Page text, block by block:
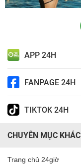
APP 24H
FANPAGE 24H
TIKTOK 24H
CHUYÊN MỤC KHÁC
Trang chủ 24giờ